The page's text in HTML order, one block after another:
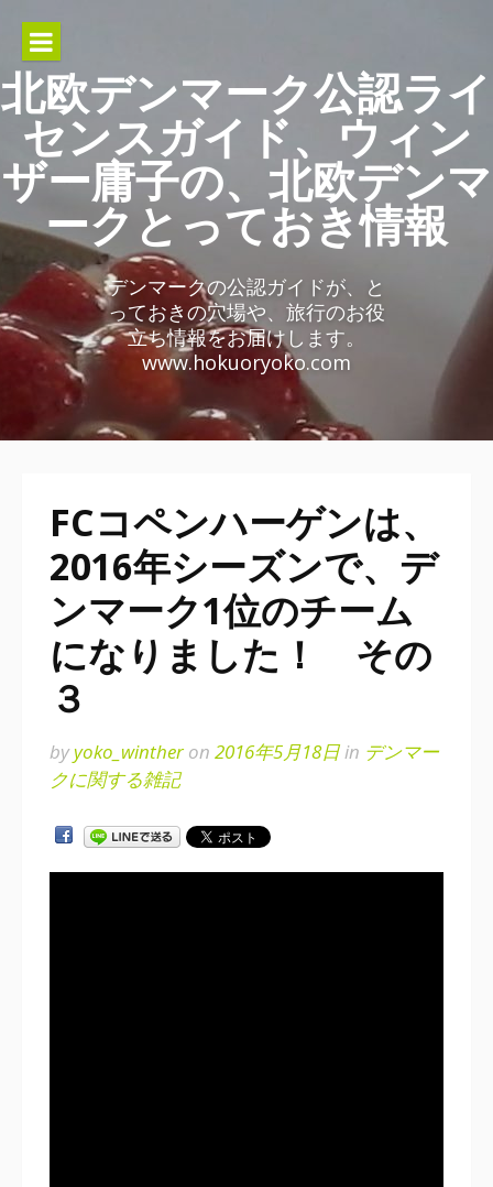
content
北欧デンマーク公認ライ
センスガイド、ウィン
ザー庸子の、北欧デンマ
ークとっておき情報
デンマークの公認ガイドが、と
っておきの穴場や、旅行のお役
立ち情報をお届けします。
www.hokuoryoko.com
FCコペンハーゲンは、
2016年シーズンで、デ
ンマーク1位のチーム
になりました！ その
３
byyoko_wintheron 2016年5月18日in デンマー
クに関する雑記